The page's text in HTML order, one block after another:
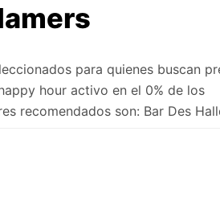
para quienes buscan
hour activo en el 0% de los
recomendados son: Bar Des